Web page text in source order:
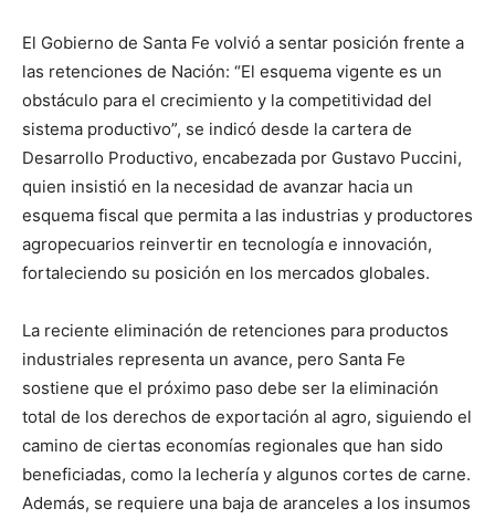
lo
que
ve…
El Gobierno de Santa Fe volvió a sentar posición frente a
las retenciones de Nación: “El esquema vigente es un
obstáculo para el crecimiento y la competitividad del
sistema productivo”, se indicó desde la cartera de
Desarrollo Productivo, encabezada por Gustavo Puccini,
quien insistió en la necesidad de avanzar hacia un
esquema fiscal que permita a las industrias y productores
agropecuarios reinvertir en tecnología e innovación,
fortaleciendo su posición en los mercados globales.
La reciente eliminación de retenciones para productos
industriales representa un avance, pero Santa Fe
sostiene que el próximo paso debe ser la eliminación
total de los derechos de exportación al agro, siguiendo el
camino de ciertas economías regionales que han sido
beneficiadas, como la lechería y algunos cortes de carne.
Además, se requiere una baja de aranceles a los insumos